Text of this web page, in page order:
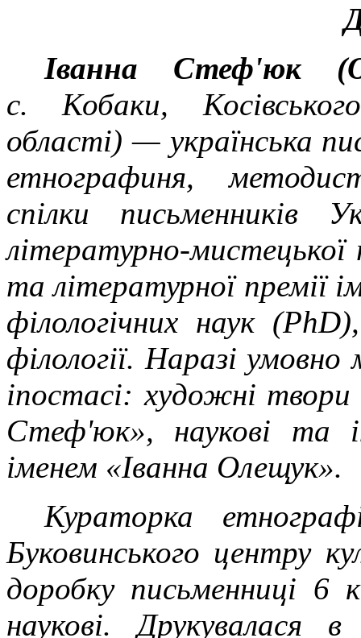
Іванна Стеф'юк
с. Кобаки,
області) — українська
етнографиня,
спілки письменників
літературно-
та літературної премії
філологічних наук
філології. Наразі
іпостасі: художні
Стеф'юк», наукові та
іменем «Іванна Олещук».
Кураторка
Буковинського центру
доробку письменниці
наукові. Друкувалася